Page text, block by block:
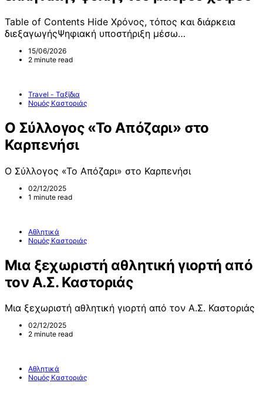
Table of Contents Hide Χρόνος, τόπος και διάρκεια
διεξαγωγήςΨηφιακή υποστήριξη μέσω…
15/06/2026
2 minute read
Travel - Ταξίδια
Νομός Καστοριάς
Ο Σύλλογος «Το Απόζαρι» στο
Καρπενήσι
Ο Σύλλογος «Το Απόζαρι» στο Καρπενήσι
02/12/2025
1 minute read
Αθλητικά
Νομός Καστοριάς
Μια ξεχωριστή αθλητική γιορτή από
τον Α.Σ. Καστοριάς
Μια ξεχωριστή αθλητική γιορτή από τον Α.Σ. Καστοριάς
02/12/2025
2 minute read
Αθλητικά
Νομός Καστοριάς